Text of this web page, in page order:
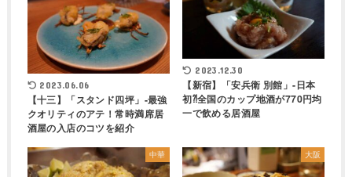
2023.06.06
【十三】「スタンド四坪」-最強
クオリティのアテ！常時満席居
酒屋の入店のコツを紹介
2023.12.30
【新宿】「安兵衛 別館」-日本
初⁈全国のカップ地酒が770円均
一で飲める居酒屋
中華 大阪